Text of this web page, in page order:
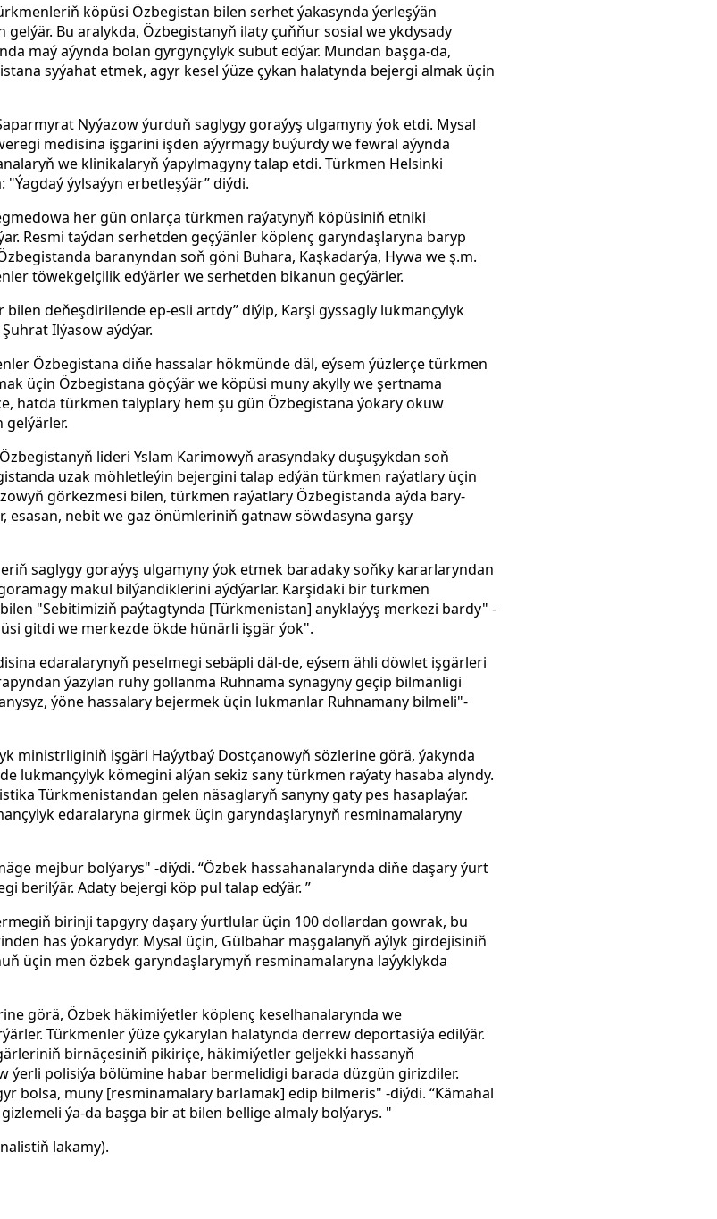
köpüsi Özbegistan bilen serhet ýakasynda ýerleşýän
gelýär. Bu aralykda, Özbegistanyň ilaty çuňňur sosial we ykdysady
maý aýynda bolan gyrgynçylyk subut edýär. Mundan başga-da,
syýahat etmek, agyr kesel ýüze çykan halatynda bejergi almak üçin
Nyýazow ýurduň saglygy goraýyş ulgamyny ýok etdi. Mysal
medisina işgärini işden aýyrmagy buýurdy we fewral aýynda
we klinikalaryň ýapylmagyny talap etdi. Türkmen Helsinki
ýylsaýyn erbetleşýär” diýdi.
her gün onlarça türkmen raýatynyň köpüsiniň etniki
Resmi taýdan serhetden geçýänler köplenç garyndaşlaryna baryp
baranyndan soň göni Buhara, Kaşkadarýa, Hywa we ş.m.
töwekgelçilik edýärler we serhetden bikanun geçýärler.
deňeşdirilende ep-esli artdy” diýip, Karşi gyssagly lukmançylyk
Ilýasow aýdýar.
Özbegistana diňe hassalar hökmünde däl, eýsem ýüzlerçe türkmen
üçin Özbegistana göçýär we köpüsi muny akylly we şertnama
hatda türkmen talyplary hem şu gün Özbegistana ýokary okuw
gelýärler.
lideri Yslam Karimowyň arasyndaky duşuşykdan soň
uzak möhletleýin bejergini talap edýän türkmen raýatlary üçin
görkezmesi bilen, türkmen raýatlary Özbegistanda aýda bary-
esasan, nebit we gaz önümleriniň gatnaw söwdasyna garşy
saglygy goraýyş ulgamyny ýok etmek baradaky soňky kararlaryndan
makul bilýändiklerini aýdýarlar. Karşidäki bir türkmen
"Sebitimiziň paýtagtynda [Türkmenistan] anyklaýyş merkezi bardy" -
gitdi we merkezde ökde hünärli işgär ýok".
edaralarynyň peselmegi sebäpli däl-de, eýsem ähli döwlet işgärleri
ýazylan ruhy gollanma Ruhnama synagyny geçip bilmänligi
ýöne hassalary bejermek üçin lukmanlar Ruhnamany bilmeli"-
ministrliginiň işgäri Haýytbaý Dostçanowyň sözlerine görä, ýakynda
lukmançylyk kömegini alýan sekiz sany türkmen raýaty hasaba alyndy.
Türkmenistandan gelen näsaglaryň sanyny gaty pes hasaplaýar.
edaralaryna girmek üçin garyndaşlarynyň resminamalaryny
mejbur bolýarys" -diýdi. “Özbek hassahanalarynda diňe daşary ýurt
berilýär. Adaty bejergi köp pul talap edýär. ”
birinji tapgyry daşary ýurtlular üçin 100 dollardan gowrak, bu
has ýokarydyr. Mysal üçin, Gülbahar maşgalanyň aýlyk girdejisiniň
üçin men özbek garyndaşlarymyň resminamalaryna laýyklykda
görä, Özbek häkimiýetler köplenç keselhanalarynda we
Türkmenler ýüze çykarylan halatynda derrew deportasiýa edilýär.
birnäçesiniň pikiriçe, häkimiýetler geljekki hassanyň
ýerli polisiýa bölümine habar bermelidigi barada düzgün girizdiler.
bolsa, muny [resminamalary barlamak] edip bilmeris" -diýdi. “Kämahal
ýa-da başga bir at bilen bellige almaly bolýarys. "
lakamy).